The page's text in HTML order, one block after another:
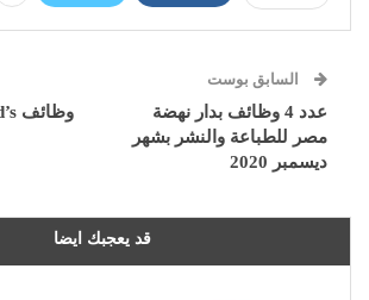
السابق بوست
عدد 4 وظائف بدار نهضة
مصر للطباعة والنشر بشهر
ديسمبر 2020
قد يعجبك ايضا